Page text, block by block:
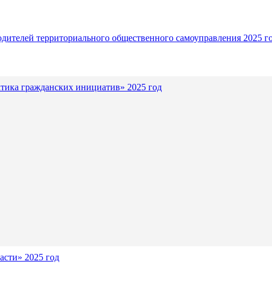
территориального общественного самоуправления 2025
гражданских инициатив» 2025 год
2025 год